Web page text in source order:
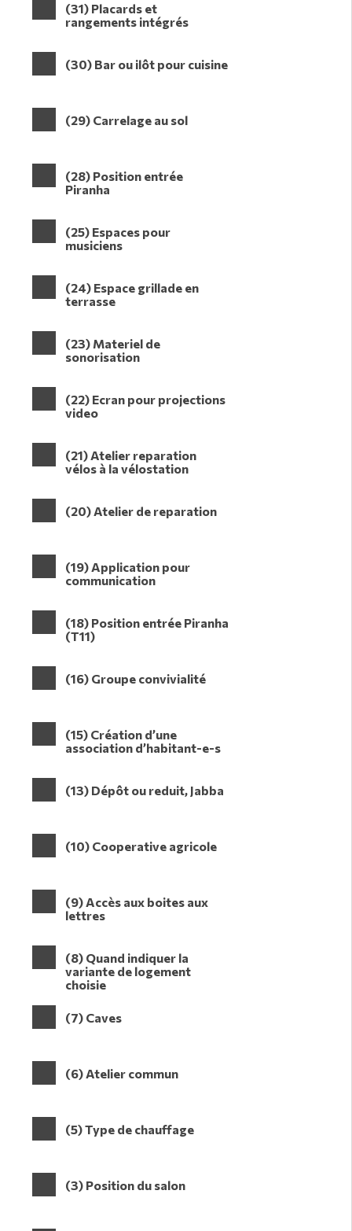
(31) Placards et
rangements intégrés
(30) Bar ou ilôt pour cuisine
(29) Carrelage au sol
(28) Position entrée
Piranha
(25) Espaces pour
musiciens
(24) Espace grillade en
terrasse
(23) Materiel de
sonorisation
(22) Ecran pour projections
video
(21) Atelier reparation
vélos à la vélostation
(20) Atelier de reparation
(19) Application pour
communication
(18) Position entrée Piranha
(T11)
(16) Groupe convivialité
(15) Création d’une
association d’habitant-e-s
(13) Dépôt ou reduit, Jabba
(10) Cooperative agricole
(9) Accès aux boites aux
lettres
(8) Quand indiquer la
variante de logement
choisie
(7) Caves
(6) Atelier commun
(5) Type de chauffage
(3) Position du salon